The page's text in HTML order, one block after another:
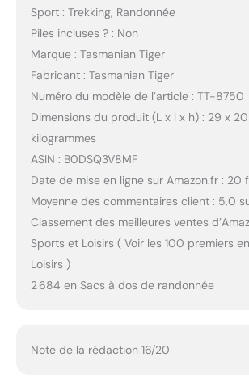
Sport : Trekking, Randonnée
Piles incluses ? : Non
Marque : Tasmanian Tiger
Fabricant : Tasmanian Tiger
Numéro du modèle de l’article : TT-8750
Dimensions du produit (L x l x h) : 29 x
kilogrammes
ASIN : B0DSQ3V8MF
Date de mise en ligne sur Amazon.fr : 20
Moyenne des commentaires client : 5,0
Classement des meilleures ventes
Sports et Loisirs ( Voir les 100 premiers
Loisirs )
2 684 en Sacs à dos de randonnée
Note de la rédaction 16/20